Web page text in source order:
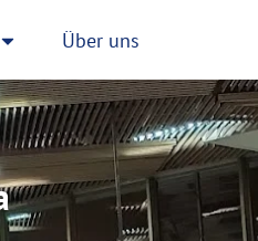
Über uns